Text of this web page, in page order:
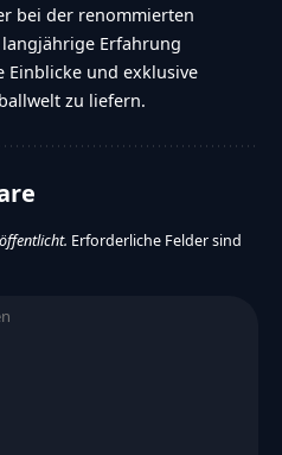
bei der renommierten
Erfahrung
und exklusive
zu liefern.
Erforderliche Felder sind